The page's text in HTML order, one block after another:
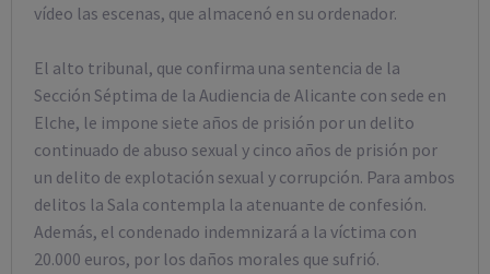
vídeo las escenas, que almacenó en su ordenador.
El alto tribunal, que confirma una sentencia de la
Sección Séptima de la Audiencia de Alicante con sede en
Elche, le impone siete años de prisión por un delito
continuado de abuso sexual y cinco años de prisión por
un delito de explotación sexual y corrupción. Para ambos
delitos la Sala contempla la atenuante de confesión.
Además, el condenado indemnizará a la víctima con
20.000 euros, por los daños morales que sufrió.